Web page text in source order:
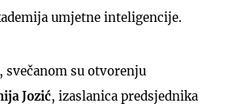
umjetne inteligencije.
svečanom su otvorenju
Jozić, izaslanica predsjednika